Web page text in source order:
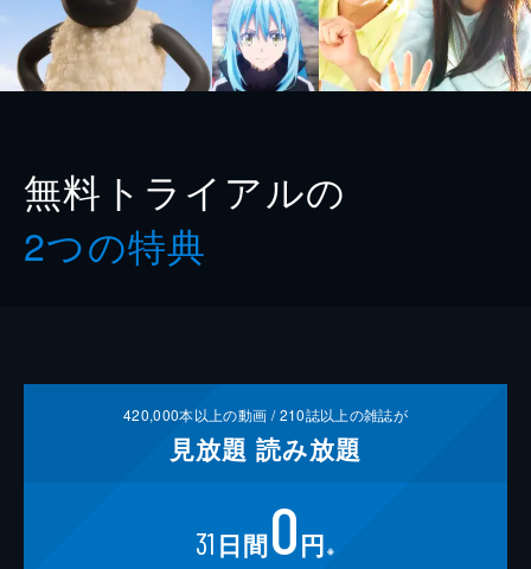
無料トライアルの
2つの特典
420,000本以上の動画 /210誌以上の雑誌が
見放題 読み放題
31 日間0円 ※